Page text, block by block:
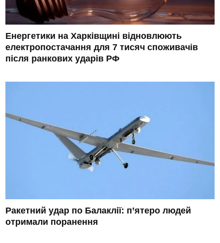
Енергетики на Харківщині відновлюють
електропостачання для 7 тисяч споживачів
після ранкових ударів РФ
Ракетний удар по Балаклії: п’ятеро людей
отримали поранення